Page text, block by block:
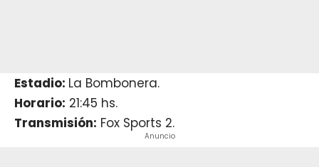
Estadio: La Bombonera.
Horario: 21:45 hs.
Transmisión: Fox Sports 2.
Anuncio